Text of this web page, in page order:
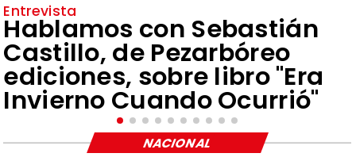
Entrevista
Hablamos con Sebastián
Castillo, de Pezarbóreo
ediciones, sobre libro "Era
Invierno Cuando Ocurrió"
NACIONAL